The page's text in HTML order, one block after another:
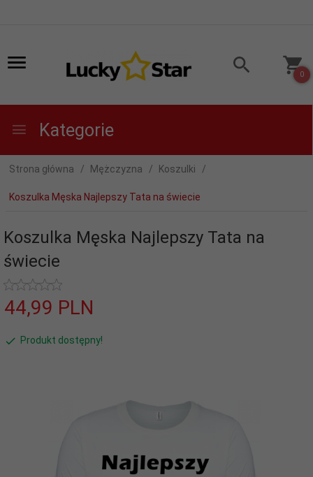
0
Kategorie
Strona główna Mężczyzna Koszulki
Koszulka Męska Najlepszy Tata na świecie
Koszulka Męska Najlepszy Tata na
świecie
44,99 PLN
Produkt dostępny!